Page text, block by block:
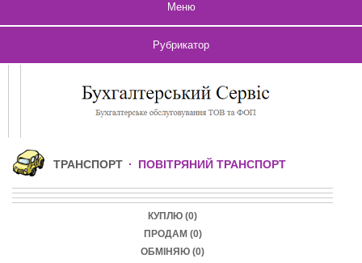
Меню
Рубрикатор
ТРАНСПОРТ · ПОВІТРЯНИЙ ТРАНСПОРТ
КУПЛЮ (0)
ПРОДАМ (0)
ОБМІНЯЮ (0)